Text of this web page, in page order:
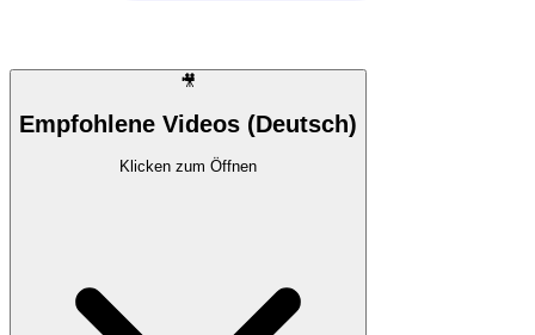
🎥
Empfohlene Videos (Deutsch)
Klicken zum Öffnen